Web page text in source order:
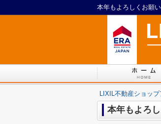
本年もよろしくお願
LIXIL不動産ショッ
本年もよろ